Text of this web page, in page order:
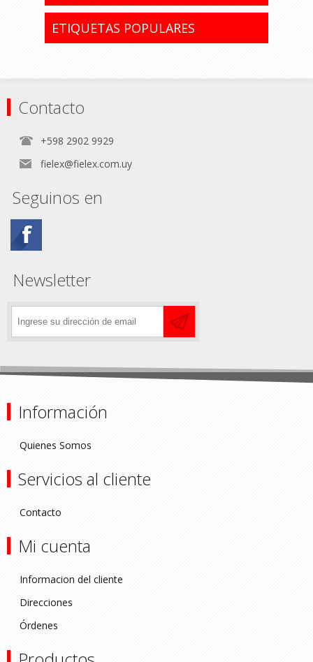
ETIQUETAS POPULARES
Contacto
+598 2902 9929
fielex@fielex.com.uy
Seguinos en
Newsletter
Información
Quienes Somos
Servicios al cliente
Contacto
Mi cuenta
Informacion del cliente
Direcciones
Órdenes